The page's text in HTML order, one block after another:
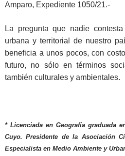
Amparo, Expediente 1050/21.-
La pregunta que nadie
urbana y territorial de nuestro
beneficia a unos pocos, con
futuro, no sólo en términos
también culturales y ambientales.
* Licenciada en Geografía graduada
Cuyo. Presidente de la Asociación
Especialista en Medio Ambiente y